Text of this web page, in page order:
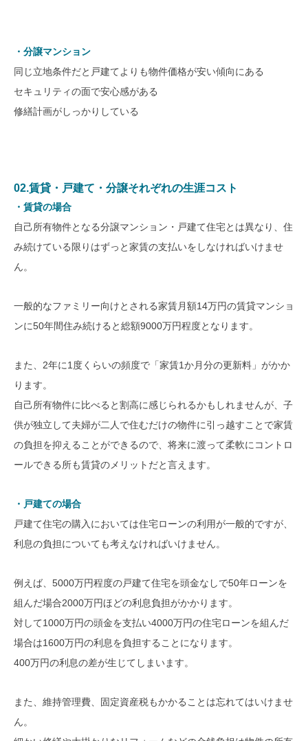
・分譲マンション
同じ立地条件だと戸建てよりも物件価格が安い傾向にある
セキュリティの面で安心感がある
修繕計画がしっかりしている
02.賃貸・戸建て・分譲それぞれの生涯コスト
・賃貸の場合
自己所有物件となる分譲マンション・戸建て住宅とは異なり、住
み続けている限りはずっと家賃の支払いをしなければいけませ
ん。
一般的なファミリー向けとされる家賃月額14万円の賃貸マンショ
ンに50年間住み続けると総額9000万円程度となります。
また、2年に1度くらいの頻度で「家賃1か月分の更新料」がかか
ります。
自己所有物件に比べると割高に感じられるかもしれませんが、子
供が独立して夫婦が二人で住むだけの物件に引っ越すことで家賃
の負担を抑えることができるので、将来に渡って柔軟にコントロ
ールできる所も賃貸のメリットだと言えます。
・戸建ての場合
戸建て住宅の購入においては住宅ローンの利用が一般的ですが、
利息の負担についても考えなければいけません。
例えば、5000万円程度の戸建て住宅を頭金なしで50年ローンを
組んだ場合2000万円ほどの利息負担がかかります。
対して1000万円の頭金を支払い4000万円の住宅ローンを組んだ
場合は1600万円の利息を負担することになります。
400万円の利息の差が生じてしまいます。
また、維持管理費、固定資産税もかかることは忘れてはいけませ
ん。